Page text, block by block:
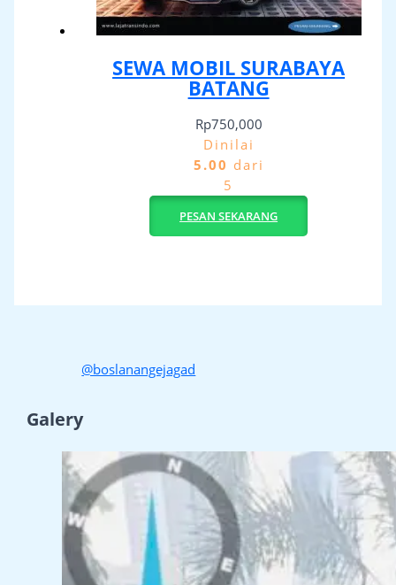
SEWA MOBIL SURABAYA
BATANG
Rp750,000
Dinilai
5.00 dari
5
PESAN SEKARANG
@boslanangejagad
Galery